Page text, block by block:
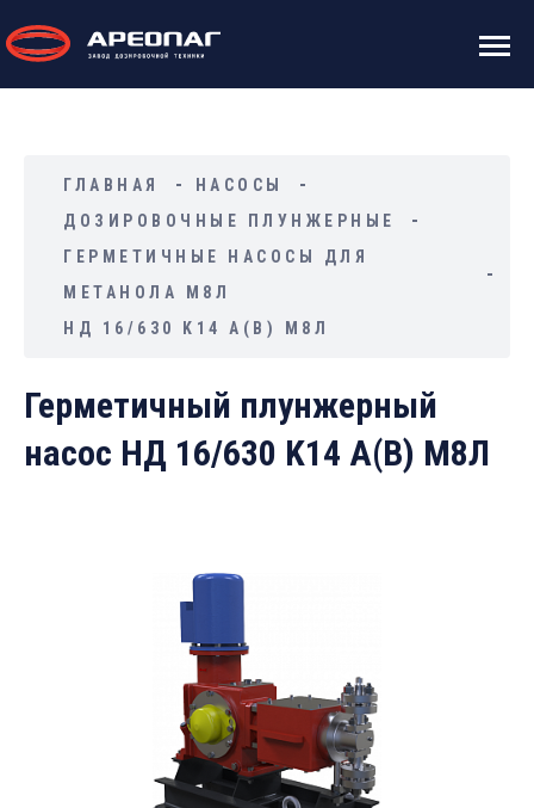
ГЛАВНАЯ
НАСОСЫ
ДОЗИРОВОЧНЫЕ ПЛУНЖЕРНЫЕ
ГЕРМЕТИЧНЫЕ НАСОСЫ ДЛЯ
МЕТАНОЛА М8Л
НД 16/630 K14 А(В) М8Л
Герметичный плунжерный
насос НД 16/630 K14 А(В) М8Л